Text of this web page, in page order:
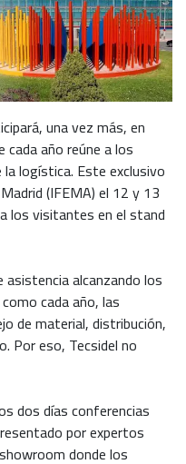
una vez más, en
año reúne a los
logística. Este exclusivo
(IFEMA) el 12 y 13
los visitantes en el stand
alcanzando los
cada año, las
de material, distribución,
Por eso, Tecsidel no
dos días conferencias
por expertos
donde los